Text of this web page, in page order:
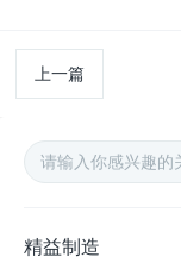
上一篇
精益制造